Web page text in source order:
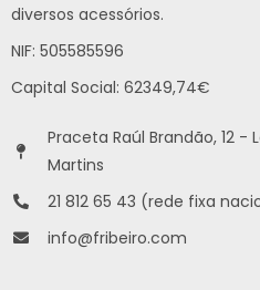
diversos acessórios.
NIF: 505585596
Capital Social: 62349,74€
Praceta Raúl Brandão, 12 -
Martins
21 812 65 43 (rede fixa
info@fribeiro.com